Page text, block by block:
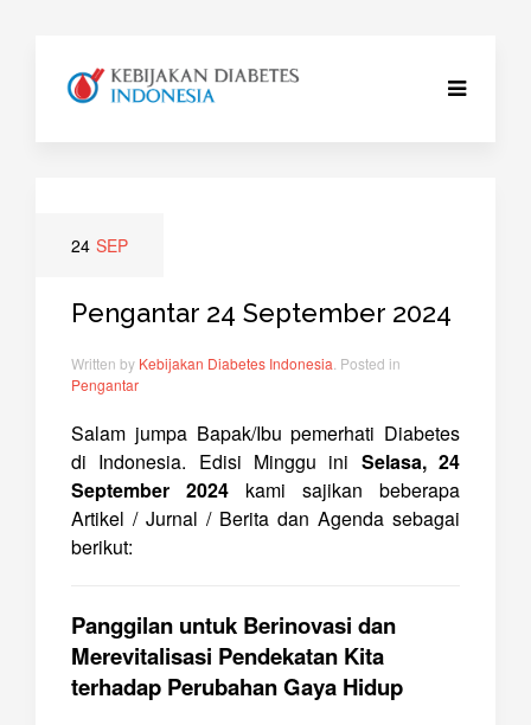
24 SEP
Pengantar 24 September 2024
Written by Kebijakan Diabetes Indonesia . Posted in
Pengantar
Salam jumpa Bapak/Ibu pemerhati Diabetes
di Indonesia. Edisi Minggu ini Selasa, 24
September 2024 kami sajikan beberapa
Artikel / Jurnal / Berita dan Agenda sebagai
berikut:
Panggilan untuk Berinovasi dan
Merevitalisasi Pendekatan Kita
terhadap Perubahan Gaya Hidup